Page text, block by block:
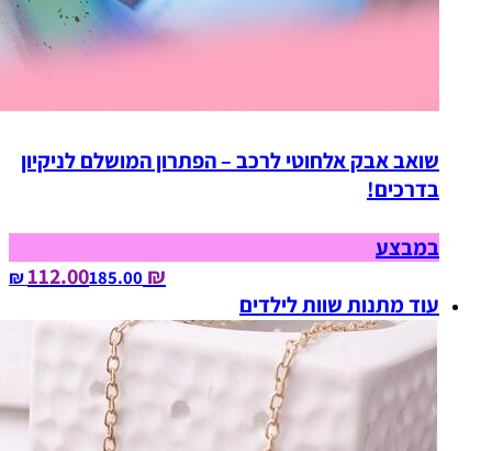
שואב אבק אלחוטי לרכב – הפתרון המושלם לניקיון
בדרכים!
במבצע
₪ 112.00
185.00‏ ₪
עוד מתנות שוות לילדים